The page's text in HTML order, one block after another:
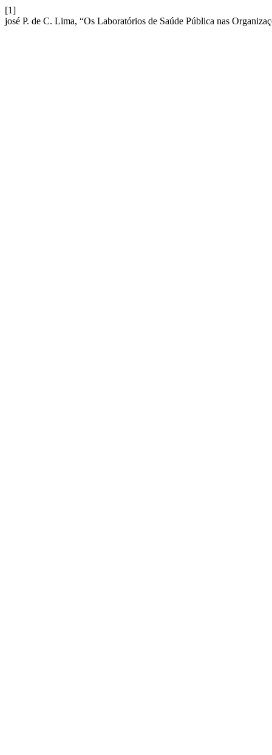
[1]
josé P. de C. Lima, “Os Laboratórios de Saúde Pública nas